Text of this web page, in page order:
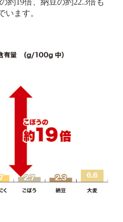
約19倍、納豆の約22.3倍も
います。